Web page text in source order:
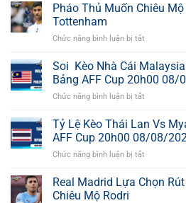
Pháo Thủ Muốn Chiêu
Tottenham
Chức năng bình luận bị tắt
Thủ
Muốn
Chiêu
Sao
Của
Soi Kèo Nhà Cái
Bảng AFF Cup 20h00 08/
Chức năng bình luận bị tắt
Kèo
Nhà
Cái
Philippines
Tỷ Lệ Kèo Thái Lan Vs
AFF Cup 20h00 08/08/
Chức năng bình luận bị tắt
Lệ
Kèo
Real Madrid Lựa Chọn
Chiêu Mộ Rodri